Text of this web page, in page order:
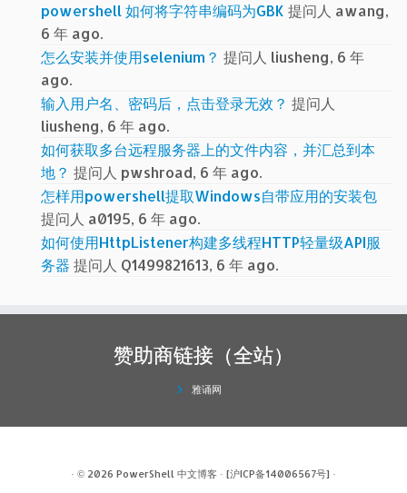
powershell 如何将字符串编码为GBK 提问人 awang,
6 年 ago.
怎么安装并使用selenium？ 提问人 liusheng, 6 年
ago.
输入用户名、密码后，点击登录无效？ 提问人
liusheng, 6 年 ago.
如何获取多台远程服务器上的文件内容，并汇总到本
地？ 提问人 pwshroad, 6 年 ago.
怎样用powershell提取Windows自带应用的安装包
提问人 a0195, 6 年 ago.
如何使用HttpListener构建多线程HTTP轻量级API服
务器 提问人 Q1499821613, 6 年 ago.
赞助商链接（全站）
雅诵网
· © 2026 PowerShell 中文博客 · [沪ICP备14006567号] ·